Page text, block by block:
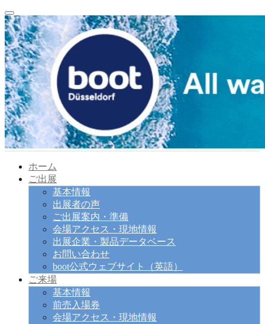
ホーム
ご出展
基本情報
出展者の声
ご出展案内・準備
会場アクセス・現地情報
出展企業・製品データベース
お問い合わせ
boot公式ウェブサイト（英語）
ご来場
基本情報
前売入場券
会場アクセス・現地情報